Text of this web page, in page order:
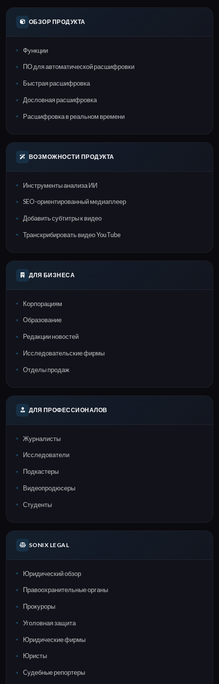
ОБЗОР ПРОДУКТА
Функции
ПО для автоматической расшифровки
Быстрая расшифровка
Дословная расшифровка
Расшифровка в реальном времени
ВОЗМОЖНОСТИ ПРОДУКТА
Инструменты анализа ИИ
SEO-ориентированный медиаплеер
Добавить субтитры к видео
Транскрибировать видео YouTube
ДЛЯ БИЗНЕСА
Корпорациям
Образование
Редакции новостей
Исследовательские фирмы
Отделы продаж
ДЛЯ ПРОФЕССИОНАЛОВ
Журналисты
Исследователи
Подкастеры
Видеопродюсеры
Студенты
SONIX LEGAL
Юридический обзор
Правоохранительные органы
Прокуроры
Уголовная защита
Юридические фирмы
Юристы
Судебные репортеры